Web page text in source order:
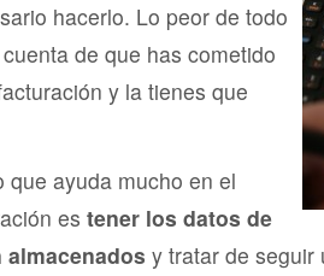
hacerlo. Lo peor de todo
de que has cometido
y la tienes que
que ayuda mucho en el
es tener los datos de
y tratar de seguir